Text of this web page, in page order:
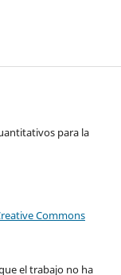
para la
Commons
el trabajo no ha